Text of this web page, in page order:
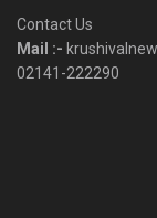
Contact Us
Mail :-
02141-222290